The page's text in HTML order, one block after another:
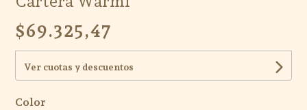
$69.325,47
Ver cuotas y descuentos
Color